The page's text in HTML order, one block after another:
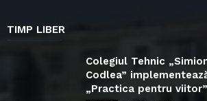
TIMP LIBER
Colegiul Tehnic
Codlea”
„Practica pentru viitor”